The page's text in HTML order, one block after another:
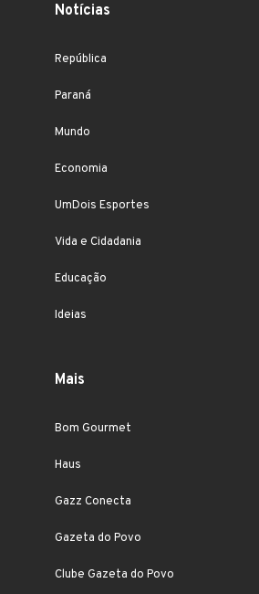
Notícias
República
Paraná
Mundo
Economia
UmDois Esportes
Vida e Cidadania
Educação
Ideias
Mais
Bom Gourmet
Haus
Gazz Conecta
Gazeta do Povo
Clube Gazeta do Povo